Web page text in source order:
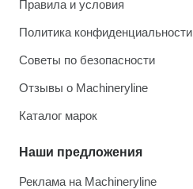
Правила и условия
Политика конфиденциальности
Советы по безопасности
Отзывы о Machineryline
Каталог марок
Наши предложения
Реклама на Machineryline